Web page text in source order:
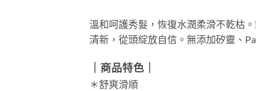
溫和呵護秀髮，恢復水潤柔滑不乾枯
清新，從頭綻放自信。無添加矽靈、
｜商品特色｜
＊舒爽滑順